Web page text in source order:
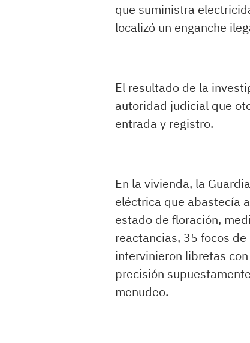
que suministra
localizó un enganche
El resultado de la
autoridad judicial que
entrada y registro.
En la vivienda, la
eléctrica que abastecía
estado de floración,
reactancias, 35 focos
intervinieron libretas
precisión
menudeo.